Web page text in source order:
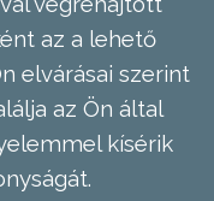
az a lehető
elvárásai szerint
az Ön által
kísérik